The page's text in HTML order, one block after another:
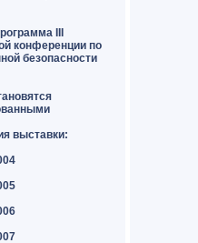
III
конференции по
безопасности
выставки: